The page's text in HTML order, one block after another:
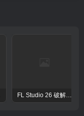
FL Studio 26 破解版 – 强大的音频后期处理程序